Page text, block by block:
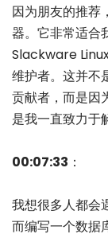
因为朋友的推荐
器。它非常适合
Slackware
维护者。这并不
贡献者，而是因
是我一直致力于
00:07:33 ：
我想很多人都会
而编写一个数据